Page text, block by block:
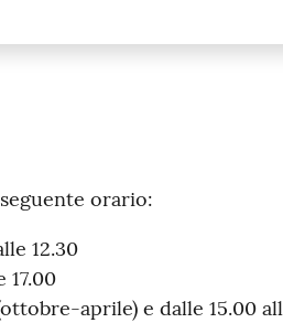
orario:
12.30
17.00
aprile) e dalle 15.00